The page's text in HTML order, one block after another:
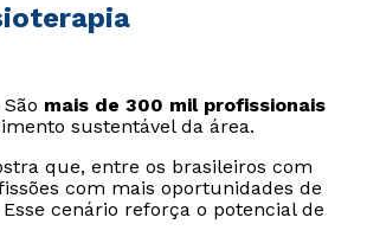
mais de 300 mil profissionais
sustentável da área.
que, entre os brasileiros com
com mais oportunidades de
cenário reforça o potencial de